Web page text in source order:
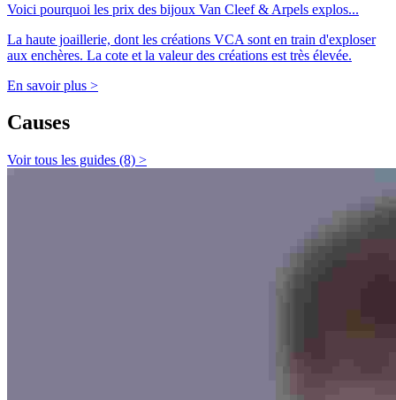
Voici pourquoi les prix des bijoux Van Cleef & Arpels explos...
La haute joaillerie, dont les créations VCA sont en train d'exploser
aux enchères. La cote et la valeur des créations est très élevée.
En savoir plus >
Causes
Voir tous les guides (8) >